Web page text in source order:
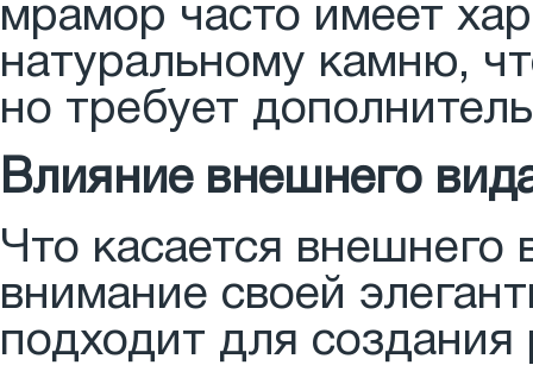
мрамор часто имеет
натуральному камню,
но требует
Влияние внешнего
Что касается внешнего
внимание своей
подходит для